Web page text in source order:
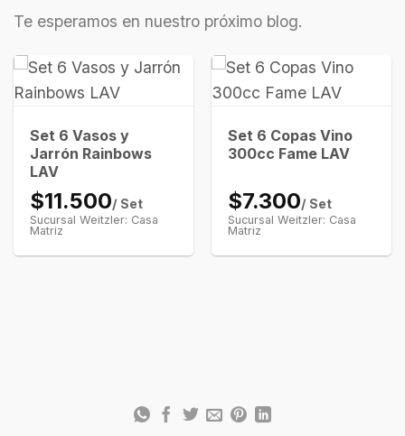
Te esperamos en nuestro próximo blog.
Set 6 Vasos y
Jarrón Rainbows
LAV
$11.500/ Set
Sucursal Weitzler: Casa
Matriz
Set 6 Copas Vino
300cc Fame LAV
$7.300/ Set
Sucursal Weitzler: Casa
Matriz